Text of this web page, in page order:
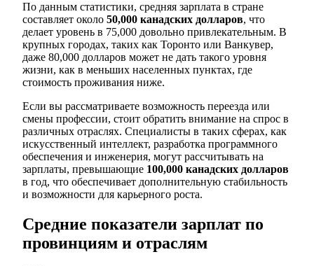
По данным статистики, средняя зарплата в стране
составляет около 50,000 канадских долларов, что
делает уровень в 75,000 довольно привлекательным. В
крупных городах, таких как Торонто или Ванкувер,
даже 80,000 долларов может не дать такого уровня
жизни, как в меньших населенных пунктах, где
стоимость проживания ниже.
Если вы рассматриваете возможность переезда или
смены профессии, стоит обратить внимание на спрос в
различных отраслях. Специалисты в таких сферах, как
искусственный интеллект, разработка программного
обеспечения и инженерия, могут рассчитывать на
зарплаты, превышающие 100,000 канадских долларов
в год, что обеспечивает дополнительную стабильность
и возможности для карьерного роста.
Средние показатели зарплат по
провинциям и отраслям